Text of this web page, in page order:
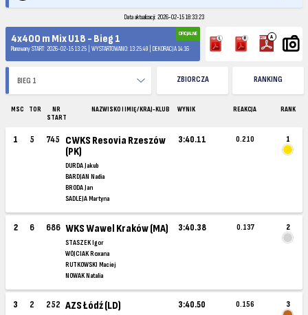
Data aktualizacji: 2026-02-15 18:33:23
4x400 m Mix U18 - Bieg 1
Planowany START: 2026-02-15 13:25 | WYSTARTOWANO: 13:25:49 | DEKORACJA 14:16
OFICJALNE A
ZBIORCZA RANKING
MSC TOR
NR
START
NAZWISKO I IMIĘ / KRAJ-KLUB WYNIK REAKCJA RANK
1 5 745
CWKS Resovia Rzeszów
(PK)
DURDA Jakub
BARDJAN Nadia
BRODA Jan
SADLEJA Martyna
3:40.11 0.210 1
2 6 686 WKS Wawel Kraków (MA)
STASZEK Igor
WÓJCIAK Roxana
RUTKOWSKI Maciej
NOWAK Natalia
3:40.38 0.137 2
3 2 252 AZS Łódź (LD) 3:40.50 0.156 3